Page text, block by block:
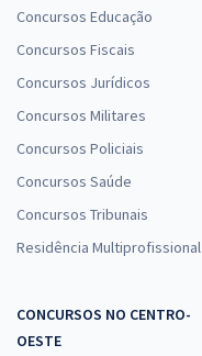
Concursos Educação
Concursos Fiscais
Concursos Jurídicos
Concursos Militares
Concursos Policiais
Concursos Saúde
Concursos Tribunais
Residência Multiprofissional
CONCURSOS NO CENTRO-
OESTE